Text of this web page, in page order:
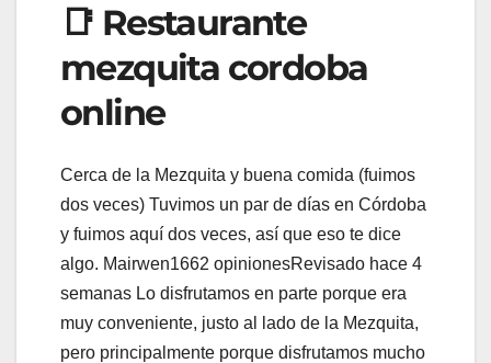
📑 Restaurante
mezquita cordoba
online
Cerca de la Mezquita y buena comida (fuimos
dos veces) Tuvimos un par de días en Córdoba
y fuimos aquí dos veces, así que eso te dice
algo. Mairwen1662 opinionesRevisado hace 4
semanas Lo disfrutamos en parte porque era
muy conveniente, justo al lado de la Mezquita,
pero principalmente porque disfrutamos mucho